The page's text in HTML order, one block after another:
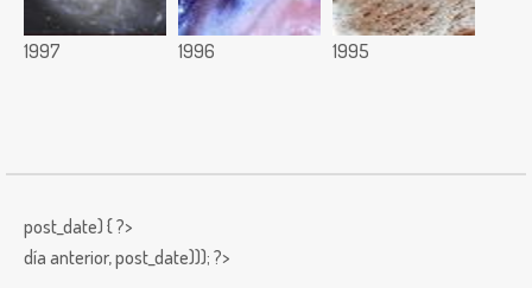
1997 1996 1995
post_date) { ?>
día anterior,post_date))); ?>